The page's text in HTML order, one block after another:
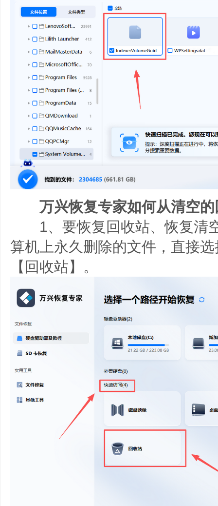
万兴恢复专家如何从清空
1、要恢复回收站、恢复清
算机上永久删除的文件，直接
【回收站】。